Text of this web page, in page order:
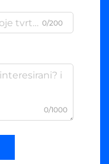
0/200
0/1000